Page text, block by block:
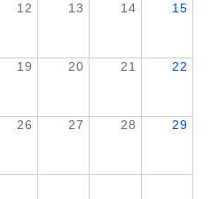
12 13 14 15
19 20 21 22
26 27 28 29